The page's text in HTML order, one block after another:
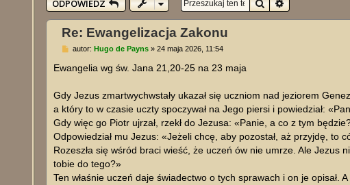
ODPOWIEDZ
SzukajWyszukiwanie
Re: Ewangelizacja Zakonu
P
s
autor:Hugo de Payns »24 maja 2026, 11:54
Ewangelia wg św. Jana 21,20-25 na 23 maja
Gdy Jezus zmartwychwstały ukazał się uczniom nad jeziorem
a który to w czasie uczty spoczywał na Jego piersi i powiedział:
Gdy więc go Piotr ujrzał, rzekł do Jezusa: «Panie, a co z tym
Odpowiedział mu Jezus: «Jeżeli chcę, aby pozostał, aż przyjdę, to
Rozeszła się wśród braci wieść, że uczeń ów nie umrze. Ale Jezus
tobie do tego?»
Ten właśnie uczeń daje świadectwo o tych sprawach i on je opisał.